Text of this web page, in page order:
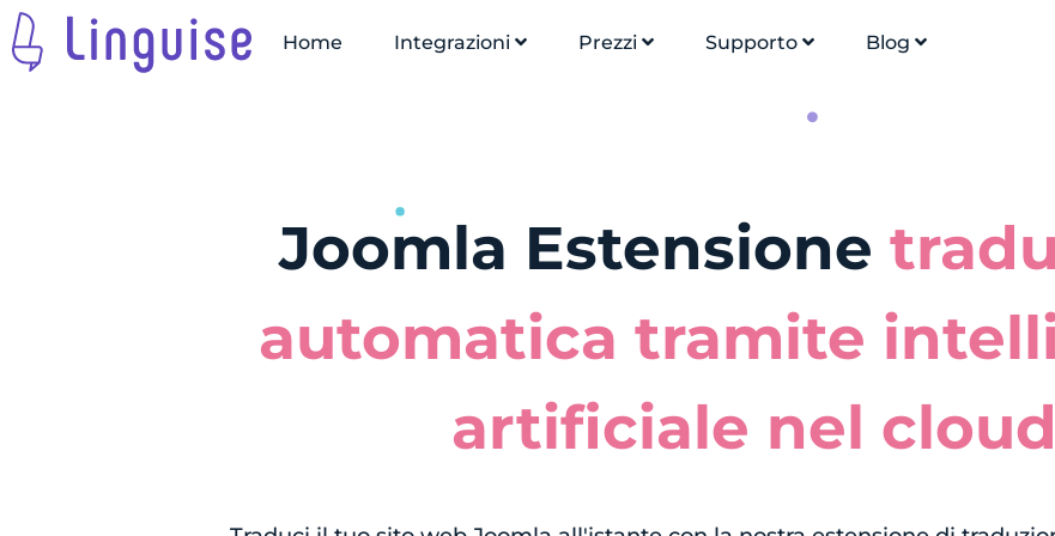
Home Integrazioni Prezzi Supporto Blog
Joomla Estensione
automatica tramite
artificiale nel cloud